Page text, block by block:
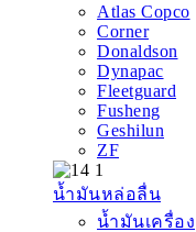
Atlas Copco
Corner
Donaldson
Dynapac
Fleetguard
Fusheng
Geshilun
ZF
น้ำมันหล่อลื่น
น้ำมันเครื่อง